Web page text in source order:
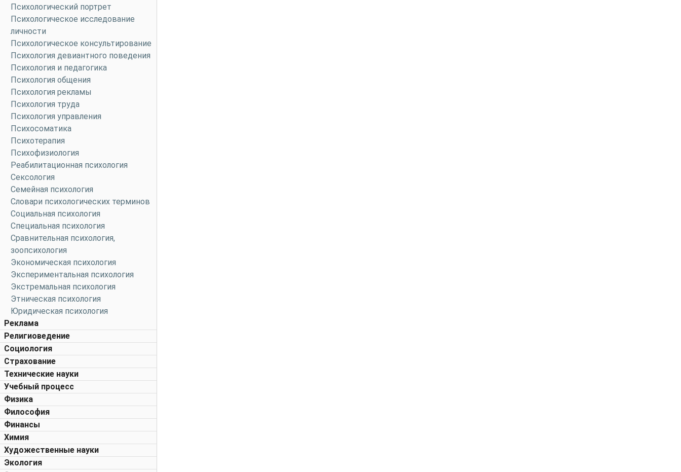
Психологический портрет
Психологическое исследование
личности
Психологическое консультирование
Психология девиантного поведения
Психология и педагогика
Психология общения
Психология рекламы
Психология труда
Психология управления
Психосоматика
Психотерапия
Психофизиология
Реабилитационная психология
Сексология
Семейная психология
Словари психологических терминов
Социальная психология
Специальная психология
Сравнительная психология,
зоопсихология
Экономическая психология
Экспериментальная психология
Экстремальная психология
Этническая психология
Юридическая психология
Реклама
Религиоведение
Социология
Страхование
Технические науки
Учебный процесс
Физика
Философия
Финансы
Химия
Художественные науки
Экология